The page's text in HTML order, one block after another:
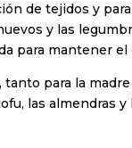
de tejidos y
y las
para mantener
para la
las almendras